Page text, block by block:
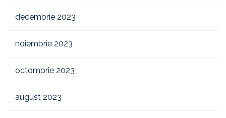
decembrie 2023
noiembrie 2023
octombrie 2023
august 2023